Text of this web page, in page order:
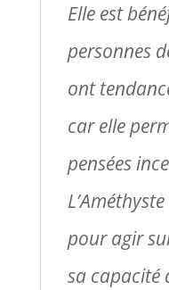
Elle est
personnes
ont
car elle
pensées
pour agir
sa capacité